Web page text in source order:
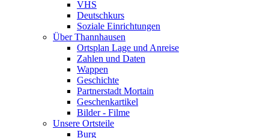
VHS
Deutschkurs
Soziale Einrichtungen
Über Thannhausen
Ortsplan Lage und Anreise
Zahlen und Daten
Wappen
Geschichte
Partnerstadt Mortain
Geschenkartikel
Bilder - Filme
Unsere Ortsteile
Burg